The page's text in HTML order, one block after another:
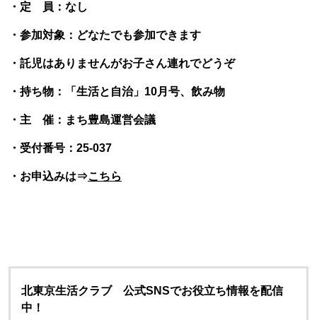
・定 員：なし
・参加対象：どなたでも参加できます
・託児はありませんがお子さん連れでどうぞ
・持ち物：「生活と自治」10月号、飲み物
・主 催：まち豊島運営会議
・受付番号：25-037
・お申込みは⇒こちら
北東京生活クラブ 公式SNSでお役立ち情報を配信
中！